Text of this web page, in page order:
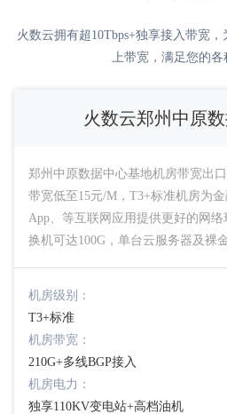
火数云拥有超10Tbps+独享接入带宽，
上带宽，满足您的各
火数云郑州中原
郑州中原数据中心基地机房带宽出
带宽低至15元/M，T3+标准机房为金
App、等互联网应用提供更好的网
换机可达100G，单台云服务器及裸
机房级别：
T3+标准
机房带宽：
210G+多线BGP接入
机房电力：
独享110KV变电站+高档油机